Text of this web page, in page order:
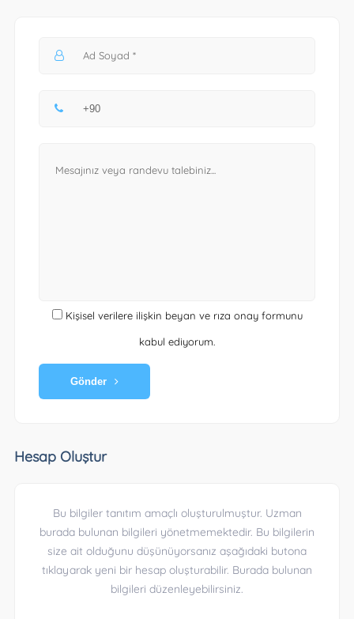
Kişisel verilere ilişkin beyan ve rıza onay formunu
kabul ediyorum.
Gönder
Hesap Oluştur
Bu bilgiler tanıtım amaçlı oluşturulmuştur. Uzman
burada bulunan bilgileri yönetmemektedir. Bu bilgilerin
size ait olduğunu düşünüyorsanız aşağıdaki butona
tıklayarak yeni bir hesap oluşturabilir. Burada bulunan
bilgileri düzenleyebilirsiniz.